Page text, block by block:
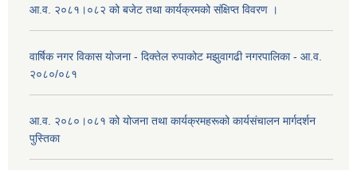
आ.व. २०८१।०८२ को बजेट तथा कार्यक्रमको संक्षिप्त विवरण ।
वार्षिक नगर विकास योजना - दिक्तेल रुपाकोट मझुवागढी नगरपालिका - आ.व.
२०८०/०८१
आ.व. २०८०।०८१ को योजना तथा कार्यक्रमहरूको कार्यसंचालन मार्गदर्शन
पुस्तिका